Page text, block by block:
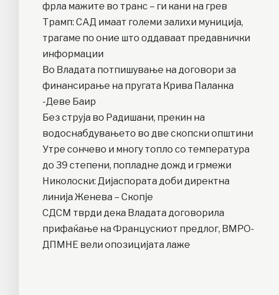
фрла мажите во транс – ги кани на грев
Трамп: САД имаат големи залихи муниција,
трагаме по оние што оддаваат предавнички
информации
Во Владата потпишување на договори за
финансирање на пругата Крива Паланка
-Деве Баир
Без струја во Радишани, прекин на
водоснабдувањето во две скопски општини
Утре сончево и многу топло со температура
до 39 степени, попладне дожд и грмежи
Николоски: Дијаспората доби директна
линија Женева – Скопје
СДСМ тврди дека Владата договорила
прифаќање на Францускиот предлог, ВМРО-
ДПМНЕ вели опозицијата лаже